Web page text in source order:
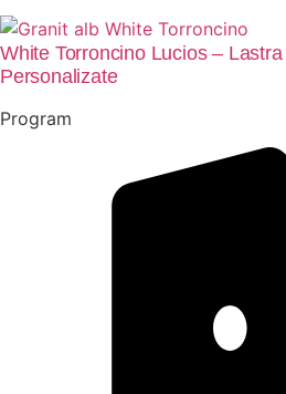
White Torroncino Lucios –
Personalizate
Program